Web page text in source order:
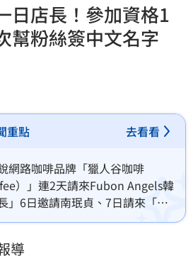
日店長！參加資格1
粉絲簽中文名字
重點 去看看
網路咖啡品牌「獵人谷咖啡
）」連2天請來Fubon Angels韓
」6日邀請南珉貞、7日請來「珠
牌6週年活動，「珠珠寶貝」的高
導